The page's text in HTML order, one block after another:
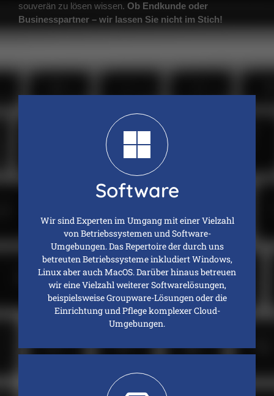
souverän zu lösen wissen. Ob Endkunde oder
Businesspartner – wir lassen Sie nicht im Stich!
Software
Wir sind Experten im Umgang mit einer Vielzahl
von Betriebssystemen und Software-
Umgebungen. Das Repertoire der durch uns
betreuten Betriebssysteme inkludiert Windows,
Linux aber auch MacOS. Darüber hinaus betreuen
wir eine Vielzahl weiterer Softwarelösungen,
beispielsweise Groupware-Lösungen oder die
Einrichtung und Pflege komplexer Cloud-
Umgebungen.